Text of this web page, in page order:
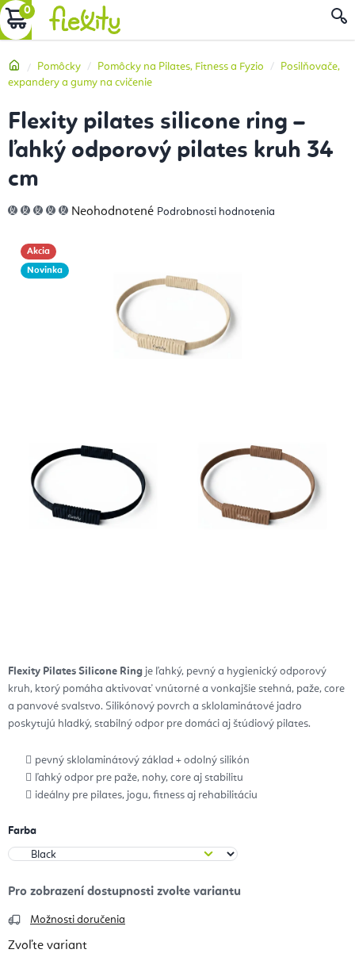
Prejsť
na
NÁKUPNÝ
DomovPomôcky Pomôcky na Pilates, Fitness a Fyzio
Posilňovače,
expandery a gumy na cvičenie
Flexity Pilates Silicone Ring je ľahký, pevný a hygienický odporový
kruh, ktorý pomáha aktivovať vnútorné a vonkajšie stehná, paže, core
a panvové svalstvo. Silikónový povrch a sklolaminátové jadro
poskytujú hladký, stabilný odpor pre domáci aj štúdiový pilates.
pevný sklolaminátový základ + odolný silikón
ľahký odpor pre paže, nohy, core aj stabilitu
ideálny pre pilates, jogu, fitness aj rehabilitáciu
Farba
Možnosti doručenia
Zvoľte variant
Flexity pilates silicone ring –
ľahký odporový pilates kruh 34
cm
Priemerné
hodnotenie
Neohodnotené Podrobnosti hodnotenia
Akcia
Novinka